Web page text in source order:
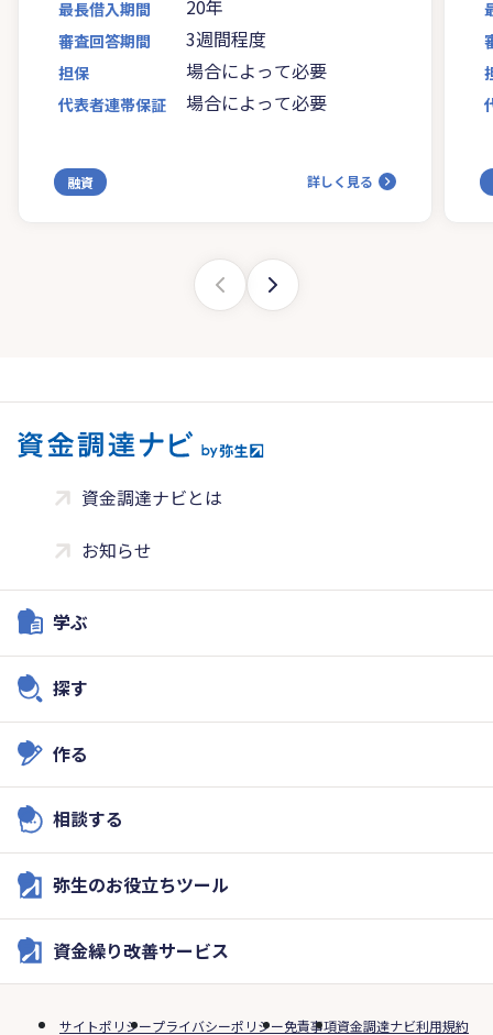
最長借入期間 20年
審査回答期間 3週間程度
担保 場合によって必要
代表者連帯保証 場合によって必要
融資 詳しく見る
資金調達ナビとは
お知らせ
学ぶ
探す
作る
相談する
弥生のお役立ちツール
資金繰り改善サービス
サイトポリシープライバシーポリシー免責事項資金調達ナビ利用規約